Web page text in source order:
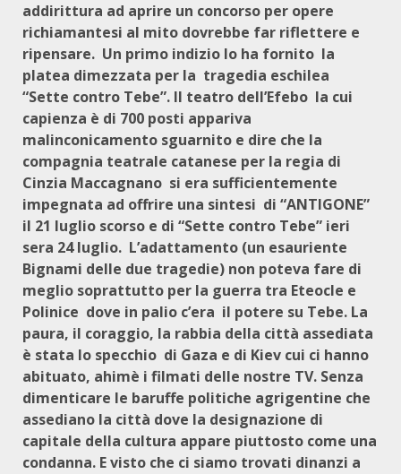
addirittura ad aprire un concorso per opere
richiamantesi al mito dovrebbe far riflettere e
ripensare. Un primo indizio lo ha fornito la
platea dimezzata per la tragedia eschilea
“Sette contro Tebe”. Il teatro dell’Efebo la cui
capienza è di 700 posti appariva
malinconicamento sguarnito e dire che la
compagnia teatrale catanese per la regia di
Cinzia Maccagnano si era sufficientemente
impegnata ad offrire una sintesi di “ANTIGONE”
il 21 luglio scorso e di “Sette contro Tebe” ieri
sera 24 luglio. L’adattamento (un esauriente
Bignami delle due tragedie) non poteva fare di
meglio soprattutto per la guerra tra Eteocle e
Polinice dove in palio c’era il potere su Tebe. La
paura, il coraggio, la rabbia della città assediata
è stata lo specchio di Gaza e di Kiev cui ci hanno
abituato, ahimè i filmati delle nostre TV. Senza
dimenticare le baruffe politiche agrigentine che
assediano la città dove la designazione di
capitale della cultura appare piuttosto come una
condanna. E visto che ci siamo trovati dinanzi a